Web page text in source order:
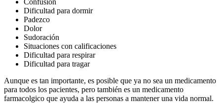
Dificultad para dormir
Padezco
Dolor
Sudoración
Situaciones con calificaciones
Dificultad para respirar
Dificultad para tragar
Aunque es tan importante, es posible que ya no sea un medicamento
para todos los pacientes, pero también es un medicamento
farmacolgico que ayuda a las personas a mantener una vida normal.